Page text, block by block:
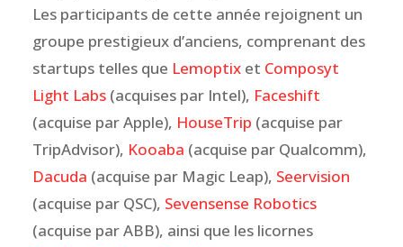
Les participants de cette année rejoignent un
groupe prestigieux d’anciens, comprenant des
startups telles que Lemoptixet Composyt
Light Labs(acquises par Intel), Faceshift
(acquise par Apple), HouseTrip (acquise par
TripAdvisor), Kooaba (acquise par Qualcomm),
Dacuda (acquise par Magic Leap), Seervision
(acquise par QSC), Sevensense Robotics
(acquise par ABB), ainsi que les licornes